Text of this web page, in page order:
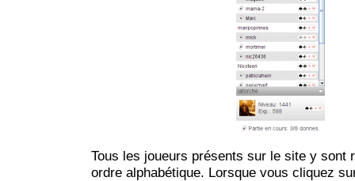
Tous les joueurs présents sur le site y sont
ordre alphabétique. Lorsque vous cliquez